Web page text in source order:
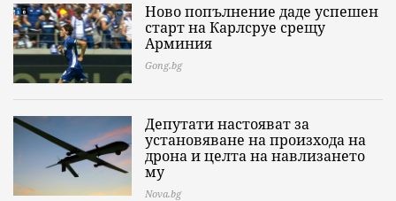
Ново попълнение даде успешен
старт на Карлсруе срещу
Арминия
Gong.bg
Депутати настояват за
установяване на произхода на
дрона и целта на навлизането
му
Nova.bg